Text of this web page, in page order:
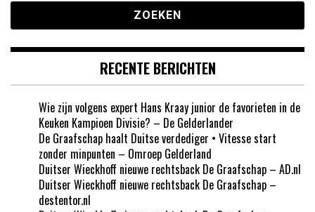
RECENTE BERICHTEN
Wie zijn volgens expert Hans Kraay junior de favorieten in de
Keuken Kampioen Divisie? – De Gelderlander
De Graafschap haalt Duitse verdediger • Vitesse start
zonder minpunten – Omroep Gelderland
Duitser Wieckhoff nieuwe rechtsback De Graafschap – AD.nl
Duitser Wieckhoff nieuwe rechtsback De Graafschap –
destentor.nl